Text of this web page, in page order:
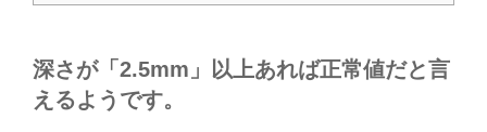
深さが「2.5mm」以上あれば正常値だと言
えるようです。